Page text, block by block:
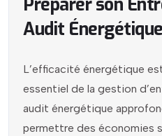
Préparer son
Audit Énergétique
L’efficacité énergétique
essentiel de la gestion
audit énergétique
permettre des économies